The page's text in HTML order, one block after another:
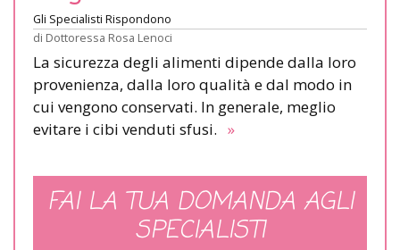
Gli Specialisti Rispondono
di Dottoressa Rosa Lenoci
La sicurezza degli alimenti dipende dalla loro
provenienza, dalla loro qualità e dal modo in
cui vengono conservati. In generale, meglio
evitare i cibi venduti sfusi. »
FAI LA TUA DOMANDA AGLI
SPECIALISTI